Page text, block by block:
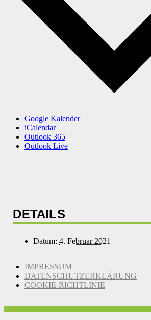
Google Kalender
iCalendar
Outlook 365
Outlook Live
DETAILS
Datum: 4. Februar 2021
IMPRESSUM
DATENSCHUTZERKLÄRUNG
COOKIE-RICHTLINIE